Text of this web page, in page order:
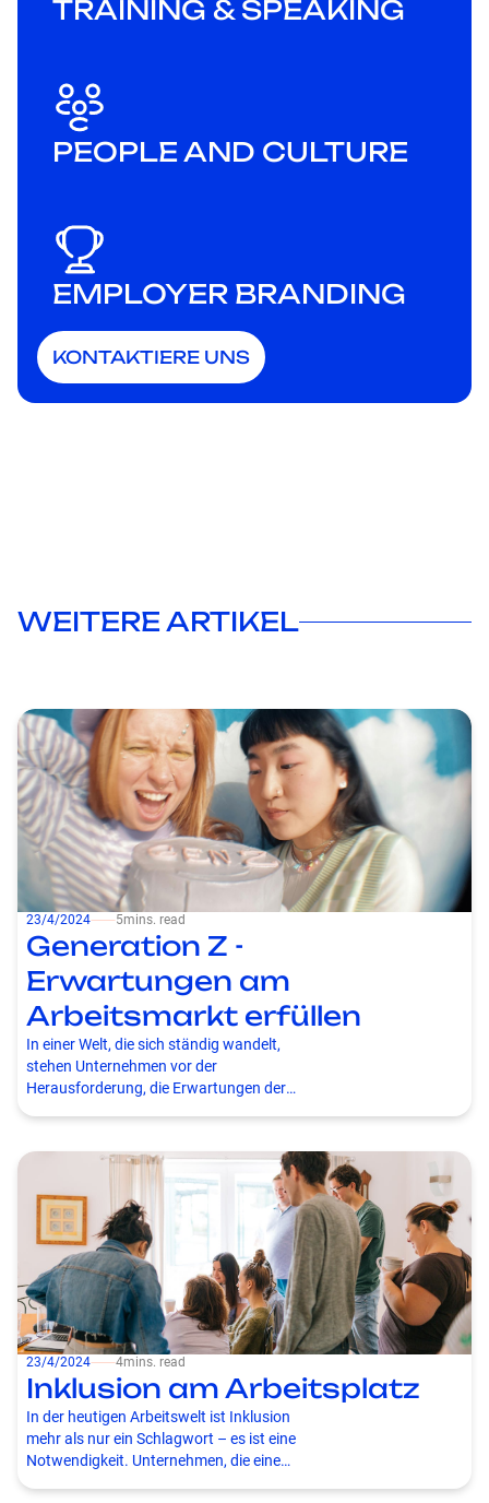
TRAINING & SPEAKING
PEOPLE AND CULTURE
EMPLOYER BRANDING
KONTAKTIERE UNS
WEITERE ARTIKEL
23/4/2024⸺5mins. read
Generation Z -
Erwartungen am
Arbeitsmarkt erfüllen
In einer Welt, die sich ständig wandelt,
stehen Unternehmen vor der
Herausforderung, die Erwartungen der
zwischen Mitte der 1990er und Anfang der
2000er Jahre, tritt mit neuen Vorstellungen
und Wünschen in die Arbeitswelt ein. In
diesem Artikel beleuchten wir die zentralen
Erwartungen der Generation Z und wie
Unternehmen darauf reagieren können.
23/4/2024⸺4mins. read
Inklusion am Arbeitsplatz
In der heutigen Arbeitswelt ist Inklusion
mehr als nur ein Schlagwort – es ist eine
Notwendigkeit. Unternehmen, die eine